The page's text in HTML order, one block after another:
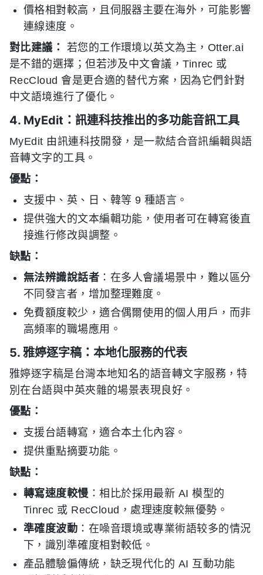
價格相對較高，且伺服器主要在海外，可能影響
連線速度。
對比建議：
若您的工作環境以英文為主，Otter.ai
是不錯的選擇；但若涉及中文會議，Tinrec 或
RecCloud 會是更合適的替代方案，因為它們針對
中文語境進行了優化。
4. MyEdit：訊連科技推出的多功能音訊工具
MyEdit 由訊連科技開發，是一款結合音訊編輯與語
音轉文字的工具。
優點：
支援中、英、日、韓等 9 種語言。
提供強大的文本編輯功能，使用者可在轉寫後直
接進行修改與調整。
缺點：
無法辨識說話者 ：在多人會議場景中，難以區分
不同發言者，增加整理難度。
免費額度較少，適合偶爾使用的個人用戶，而非
高頻率的職場應用。
5. 雅婷逐字稿：本地化服務的代表
雅婷逐字稿是台灣本地知名的語音轉文字服務，特
別在台語與中英夾雜的場景表現良好。
優點：
支援台語轉寫，適合本土化內容。
提供重點摘要功能。
缺點：
轉寫速度較慢：相比於採用最新 AI 模型的
Tinrec 或 RecCloud，處理速度較無優勢。
準確度波動 ：在噪音環境或專業術語较多的情況
下，識別準確度相對較低。
產品體驗偏傳統，缺乏現代化的 AI 互動功能